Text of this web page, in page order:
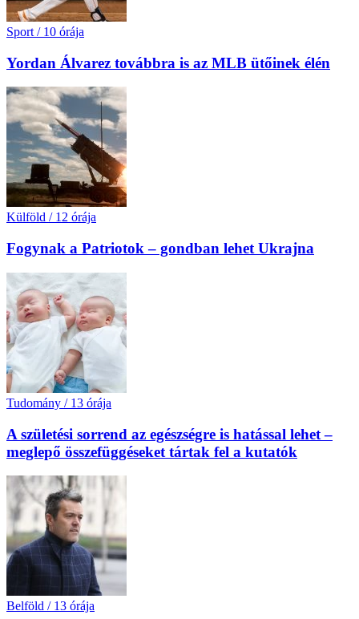
Sport / 10 órája
Yordan Álvarez továbbra is az MLB ütőinek élén
Külföld / 12 órája
Fogynak a Patriotok – gondban lehet Ukrajna
Tudomány / 13 órája
A születési sorrend az egészségre is hatással lehet –
meglepő összefüggéseket tártak fel a kutatók
Belföld / 13 órája